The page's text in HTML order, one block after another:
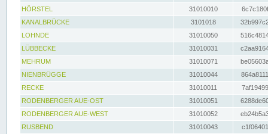
HÖRSTEL
31010010
KANALBRÜCKE
3101018
LOHNDE
31010050
LÜBBECKE
31010031
MEHRUM
31010071
NIENBRÜGGE
31010044
RECKE
31010011
RODENBERGER AUE-OST
31010051
RODENBERGER AUE-WEST
31010052
RUSBEND
31010043